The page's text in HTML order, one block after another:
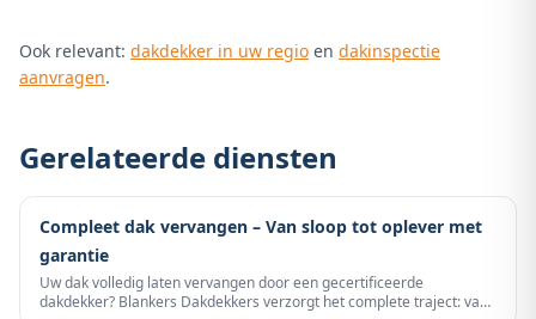
Ook relevant: dakdekker in uw regio en dakinspectie
aanvragen.
Gerelateerde diensten
Compleet dak vervangen – Van sloop tot oplever met
garantie
Uw dak volledig laten vervangen door een gecertificeerde
dakdekker? Blankers Dakdekkers verzorgt het complete traject: van